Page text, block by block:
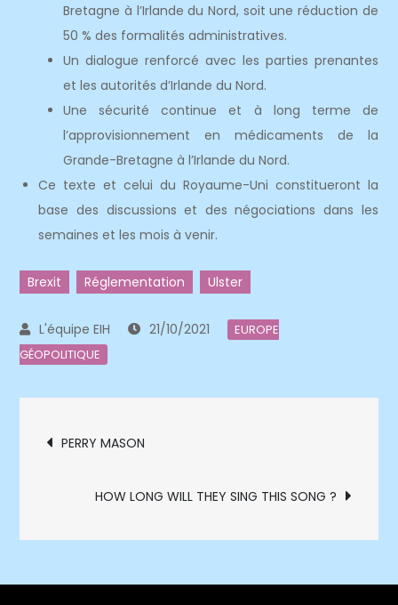
Bretagne à l’Irlande du Nord, soit une réduction de
50 % des formalités administratives.
Un dialogue renforcé avec les parties prenantes
et les autorités d’Irlande du Nord.
Une sécurité continue et à long terme de
l’approvisionnement en médicaments de la
Grande-Bretagne à l’Irlande du Nord.
Ce texte et celui du Royaume-Uni constitueront la
base des discussions et des négociations dans les
semaines et les mois à venir.
Brexit Réglementation Ulster
21/10/2021
EUROPE
GÉOPOLITIQUE
Navigation
l’article
PERRY MASON
HOW LONG WILL THEY SING THIS SONG ?